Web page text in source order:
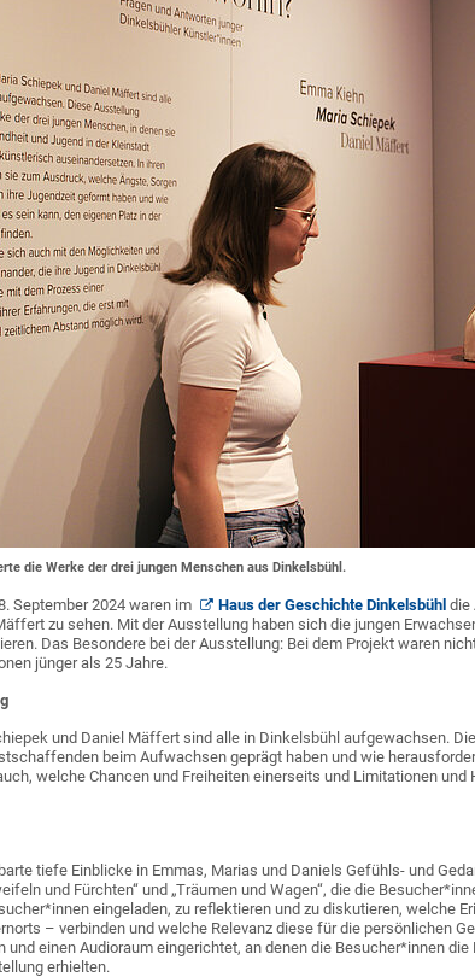
die Werke der drei jungen Menschen aus Dinkelsbühl.
September 2024 waren im Haus der Geschichte Dinkelsbühl die
zu sehen. Mit der Ausstellung haben sich die jungen
Das Besondere bei der Ausstellung: Bei dem Projekt waren
jünger als 25 Jahre.
und Daniel Mäffert sind alle in Dinkelsbühl aufgewachsen.
beim Aufwachsen geprägt haben und wie
welche Chancen und Freiheiten einerseits und Limitationen
tiefe Einblicke in Emmas, Marias und Daniels Gefühls- und
und Fürchten“ und „Träumen und Wagen“, die die
eingeladen, zu reflektieren und zu diskutieren, welche
– verbinden und welche Relevanz diese für die persönlichen
und einen Audioraum eingerichtet, an denen die Besucher*innen
erhielten.